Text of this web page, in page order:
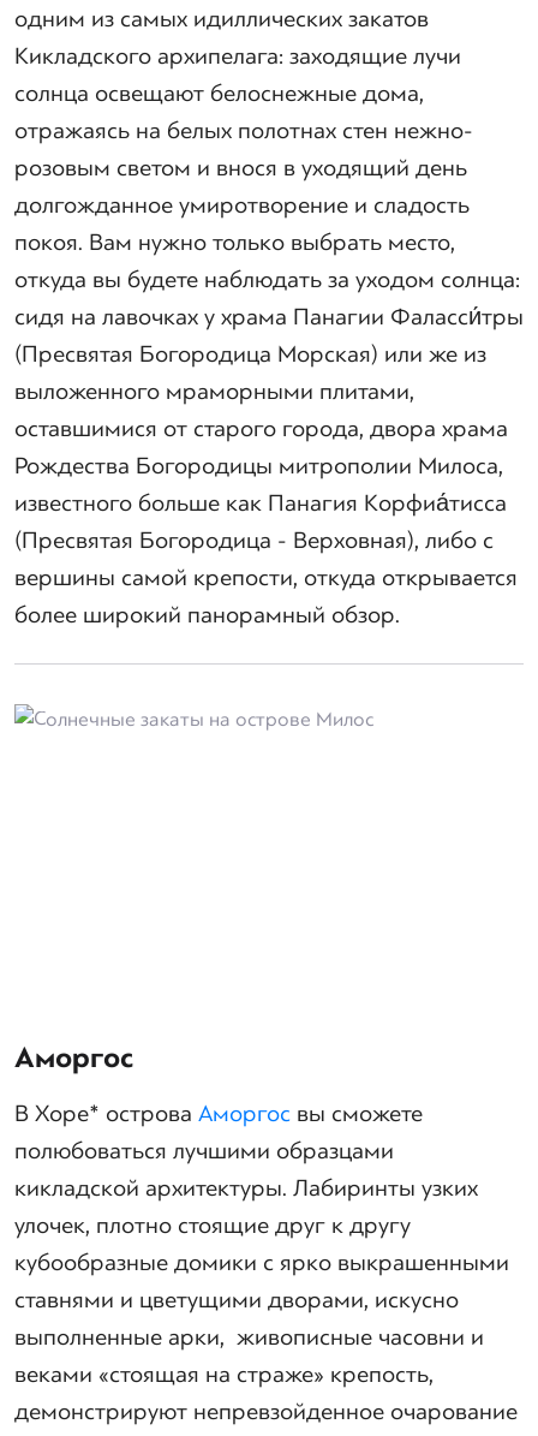
одним из самых идиллических закатов
Кикладского архипелага: заходящие лучи
солнца освещают белоснежные дома,
отражаясь на белых полотнах стен нежно-
розовым светом и внося в уходящий день
долгожданное умиротворение и сладость
покоя. Вам нужно только выбрать место,
откуда вы будете наблюдать за уходом солнца:
сидя на лавочках у храма Панагии Фаласси́тры
(Пресвятая Богородица Морская) или же из
выложенного мраморными плитами,
оставшимися от старого города, двора храма
Рождества Богородицы митрополии Милоса,
известного больше как Панагия Корфиа́тисса
(Пресвятая Богородица - Верховная), либо с
вершины самой крепости, откуда открывается
более широкий панорамный обзор.
Аморгос
В Хоре* острова Аморгос вы сможете
полюбоваться лучшими образцами
кикладской архитектуры. Лабиринты узких
улочек, плотно стоящие друг к другу
кубообразные домики с ярко выкрашенными
ставнями и цветущими дворами, искусно
выполненные арки, живописные часовни и
веками «стоящая на страже» крепость,
демонстрируют непревзойденное очарование